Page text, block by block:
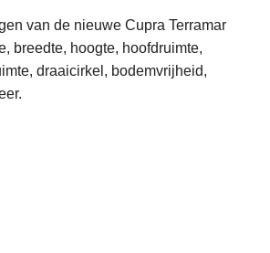
van de nieuwe Cupra Terramar
breedte, hoogte, hoofdruimte,
draaicirkel, bodemvrijheid,